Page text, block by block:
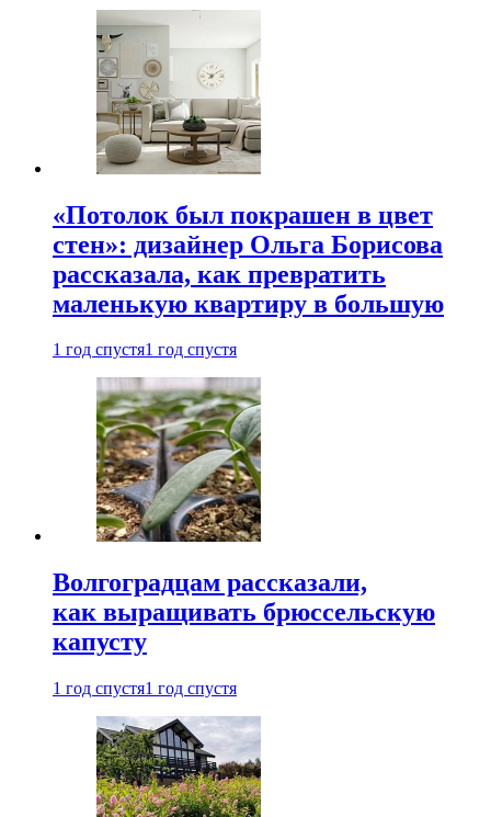
«Потолок был покрашен в цвет
стен»: дизайнер Ольга Борисова
рассказала, как превратить
маленькую квартиру в большую
1 год спустя1 год спустя
Волгоградцам рассказали,
как выращивать брюссельскую
капусту
1 год спустя1 год спустя